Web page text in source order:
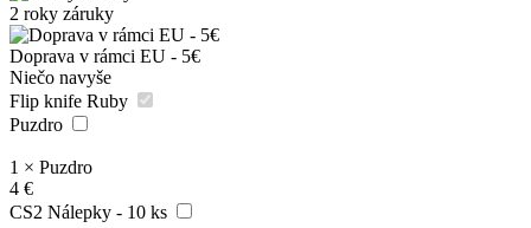
2 roky záruky
Doprava v rámci EU - 5€
Niečo navyše
Flip knife Ruby
Puzdro
1 × Puzdro
4 €
CS2 Nálepky - 10 ks